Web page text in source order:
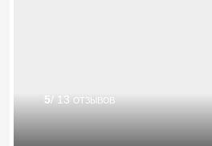
5/ 13 отзывов